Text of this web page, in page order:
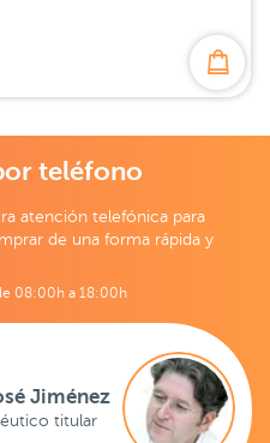
teléfono
atención telefónica para
de una forma rápida y
08:00h a 18:00h
Jiménez
titular